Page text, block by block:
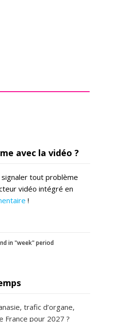
avec la vidéo ?
tout problème
vidéo intégré en
!
in "week" period
trafic d’organe,
France pour 2027 ?